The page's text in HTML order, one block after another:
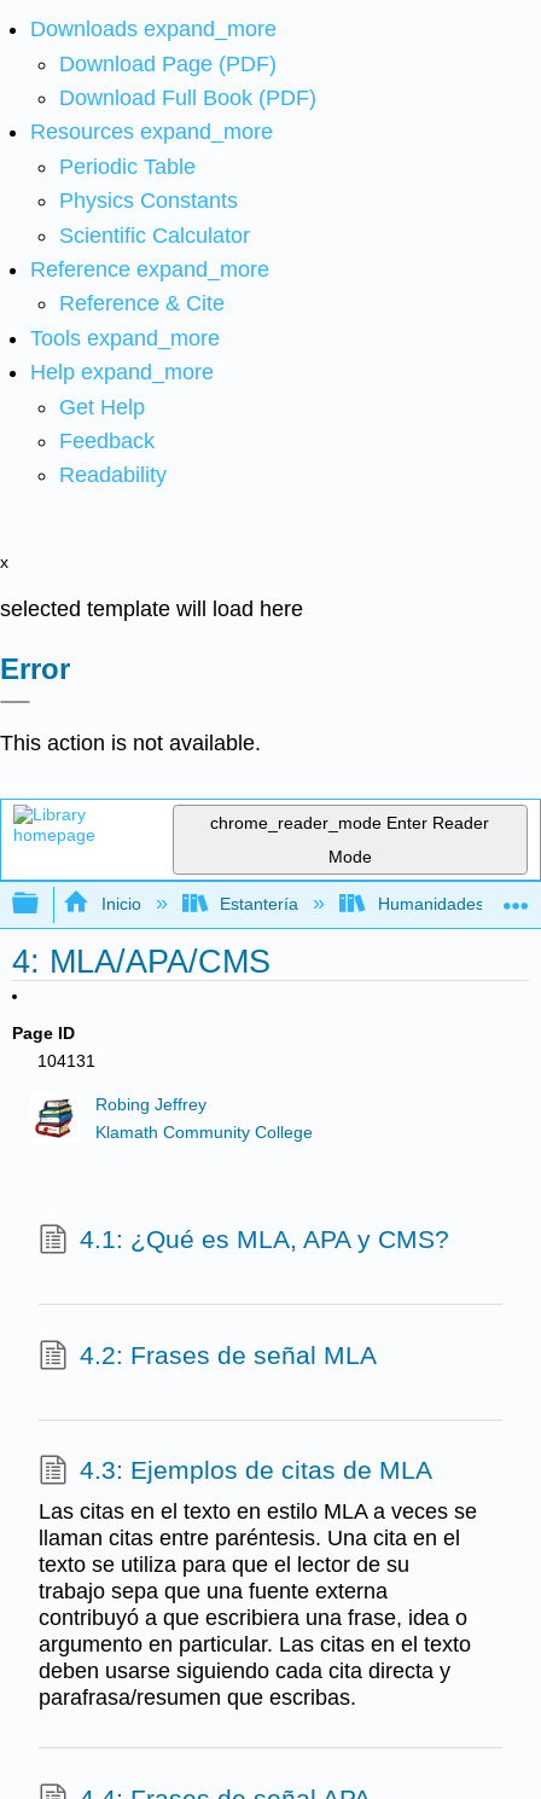
Downloads expand_more
Download Page (PDF)
Download Full Book (PDF)
Resources expand_more
Periodic Table
Physics Constants
Scientific Calculator
Reference expand_more
Reference & Cite
Tools expand_more
Help expand_more
Get Help
Feedback
Readability
x
selected template will load here
Error
This action is not available.
chrome_reader_mode Enter Reader
Mode
Expandir/contraer jerarquía global
Inicio Estantería Humanidades
4: MLA/APA/CMS
Page ID
104131
Robing Jeffrey
Klamath Community College
4.1: ¿Qué es MLA, APA y CMS?
4.2: Frases de señal MLA
4.3: Ejemplos de citas de MLA
Las citas en el texto en estilo MLA a veces se
llaman citas entre paréntesis. Una cita en el
texto se utiliza para que el lector de su
trabajo sepa que una fuente externa
contribuyó a que escribiera una frase, idea o
argumento en particular. Las citas en el texto
deben usarse siguiendo cada cita directa y
parafrasa/resumen que escribas.